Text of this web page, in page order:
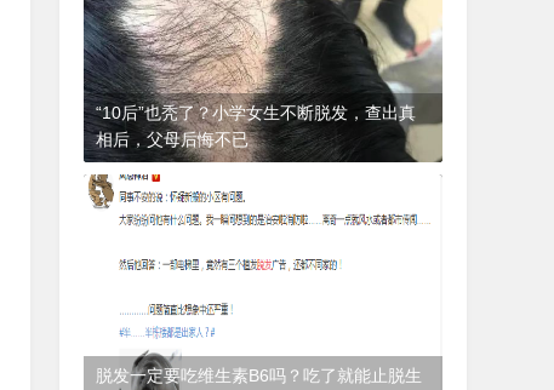
“10后”也秃了？小学女生不断脱发，查出真
相后，父母后悔不已
脱发一定要吃维生素B6吗？吃了就能止脱生